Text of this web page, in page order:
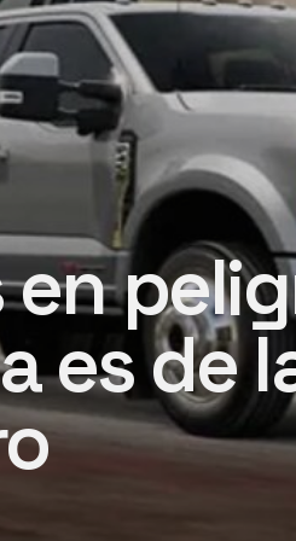
es de